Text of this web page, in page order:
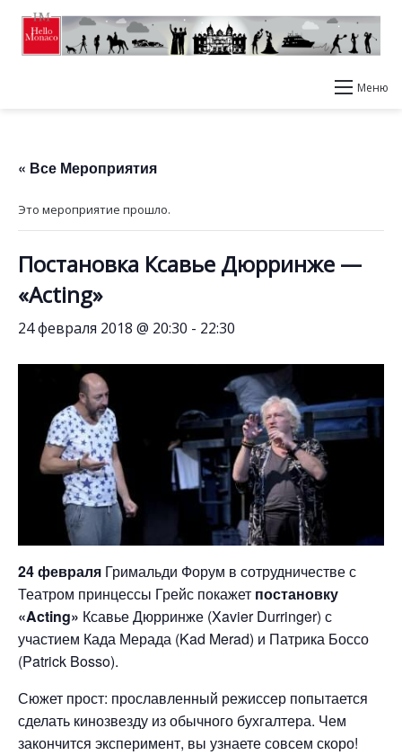
Меню
« Все Мероприятия
Это мероприятие прошло.
Постановка Ксавье Дюрринже —
«Acting»
24 февраля 2018 @ 20:30 - 22:30
24 февраля Гримальди Форум в сотрудничестве с
Театром принцессы Грейс покажет постановку
«Acting» Ксавье Дюрринже (Xavier Durringer) с
участием Када Мерада (Kad Merad) и Патрика Боссо
(Patrick Bosso).
Сюжет прост: прославленный режиссер попытается
сделать кинозвезду из обычного бухгалтера. Чем
закончится эксперимент, вы узнаете совсем скоро!